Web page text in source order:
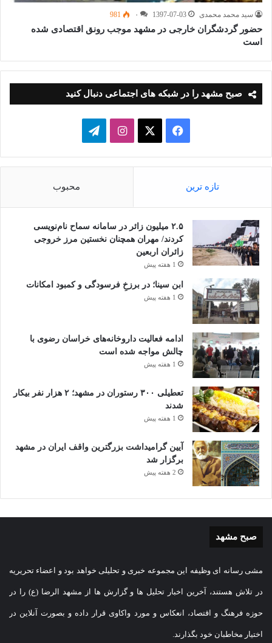
سید محمد محمدی 1397-07-03 ۰ 981
حضور گردشگران خارجی در مشهد موجب رونق اقتصادی شده
است
صبح مشهد را در شبکه های اجتماعی دنبال کنید
فیسبوک ایکساینستاگرامتلگرام
تازه ترین محبوب
۲.۵ میلیون زائر در سامانه سماح نام‌نویسی
کردند/ مهران همچنان نخستین مرز خروجی
زائران اربعین
1 هفته پیش
ابن سینا؛ در برزخِ فرسودگی و کمبود امکانات
1 هفته پیش
ادامه فعالیت داروخانه‌های خراسان رضوی با
چالش مواجه شده است
1 هفته پیش
تعطیلی ۳۰۰ رستوران در مشهد؛ ۲ هزار نفر بیکار
شدند
1 هفته پیش
آیین گرامیداشت بزرگترین واقف ایران در مشهد
برگزار شد
2 هفته پیش
صبح مشهد
مشی رسانه ای وظیفه این مجموعه خبری و تحلیلی خواهد بود و اعضاء تحریریه
در تلاش هستند، آخرین اخبار تحلیل ها و گزارش ها از مشهد الرضا (ع) را در
حوزه فرهنگ و اقتصاد، انعکاس و مورد واکاوی قرار داده و بصورت آنلاین در
اختیار مخاطبان خود بگذارند.